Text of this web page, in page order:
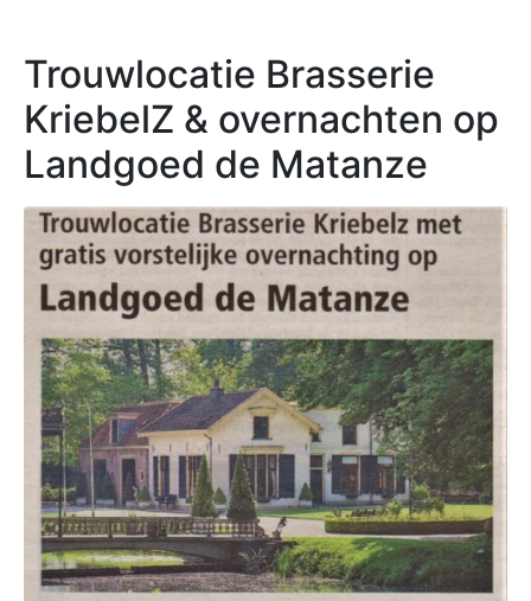
Trouwlocatie Brasserie
KriebelZ & overnachten op
Landgoed de Matanze